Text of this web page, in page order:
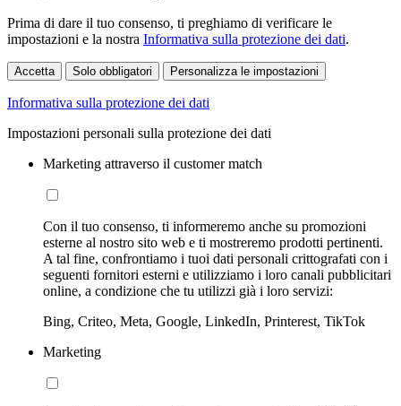
Prima di dare il tuo consenso, ti preghiamo di verificare le
impostazioni e la nostra Informativa sulla protezione dei dati.
Accetta Solo obbligatori Personalizza le impostazioni
Informativa sulla protezione dei dati
Impostazioni personali sulla protezione dei dati
Marketing attraverso il customer match
Con il tuo consenso, ti informeremo anche su promozioni
esterne al nostro sito web e ti mostreremo prodotti pertinenti.
A tal fine, confrontiamo i tuoi dati personali crittografati con i
seguenti fornitori esterni e utilizziamo i loro canali pubblicitari
online, a condizione che tu utilizzi già i loro servizi:
Bing, Criteo, Meta, Google, LinkedIn, Printerest, TikTok
Marketing